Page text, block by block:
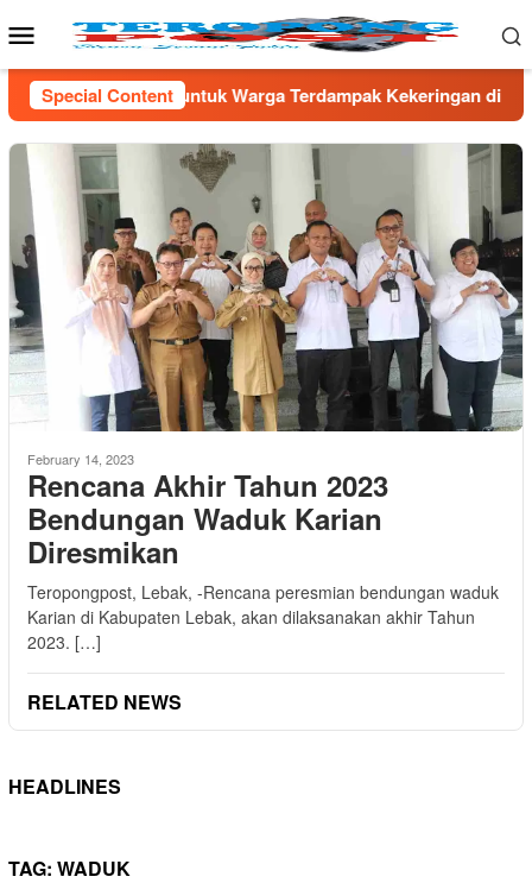
to
Mobile
Menu
Special Content
Warga Terdampak Kekeringan di Kecamatan Kronjo
February 14, 2023
Rencana Akhir Tahun 2023
Bendungan Waduk Karian
Diresmikan
Teropongpost, Lebak, -Rencana peresmian bendungan waduk
Karian di Kabupaten Lebak, akan dilaksanakan akhir Tahun
2023. […]
RELATED NEWS
HEADLINES
TAG: WADUK